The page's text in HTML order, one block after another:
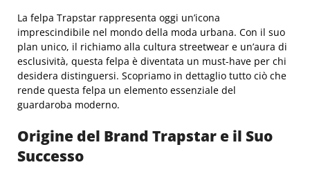
La felpa Trapstar rappresenta oggi un’icona
imprescindibile nel mondo della moda urbana. Con il suo
plan unico, il richiamo alla cultura streetwear e un’aura di
esclusività, questa felpa è diventata un must-have per chi
desidera distinguersi. Scopriamo in dettaglio tutto ciò che
rende questa felpa un elemento essenziale del
guardaroba moderno.
Origine del Brand Trapstar e il Suo
Successo